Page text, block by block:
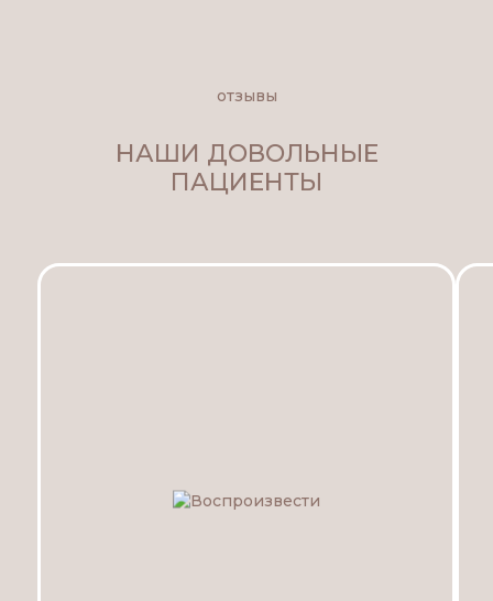
отзывы
НАШИ ДОВОЛЬНЫЕ
ПАЦИЕНТЫ